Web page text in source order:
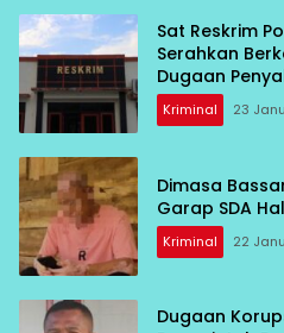
Sat Reskrim
Serahkan
Dugaan
Tobaru ke JPU
Kriminal 23
Dimasa
Garap SDA
Kriminal 22
Dugaan